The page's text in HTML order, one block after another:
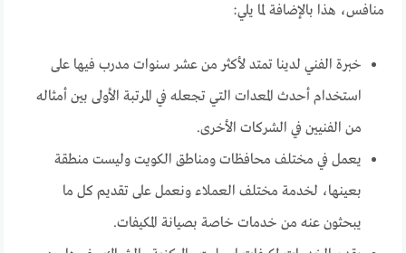
منافس، هذا بالإضافة لما يلي:
خبرة الفني لدينا تمتد لأكثر من عشر سنوات مدرب فيها على
استخدام أحدث المعدات التي تجعله في المرتبة الأولى بين أمثاله
من الفنيين في الشركات الأخرى.
يعمل في مختلف محافظات ومناطق الكويت وليست منطقة
بعينها، لخدمة مختلف العملاء ونعمل على تقديم كل ما
يبحثون عنه من خدمات خاصة بصيانة المكيفات.